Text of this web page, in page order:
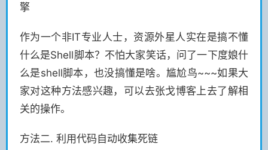
擎
作为一个非IT专业人士，资源外星人实在是搞不懂
什么是Shell脚本？不怕大家笑话，问了一下度娘什
么是shell脚本，也没搞懂是啥。尴尬鸟~~~如果大
家对这种方法感兴趣，可以去张戈博客上去了解相
关的操作。
方法二. 利用代码自动收集死链